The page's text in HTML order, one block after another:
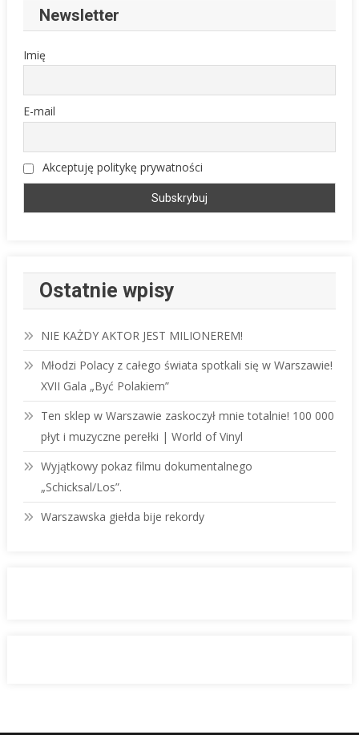
Newsletter
Imię
E-mail
Akceptuję politykę prywatności
Ostatnie wpisy
NIE KAŻDY AKTOR JEST MILIONEREM!
Młodzi Polacy z całego świata spotkali się w Warszawie!
XVII Gala „Być Polakiem”
Ten sklep w Warszawie zaskoczył mnie totalnie! 100 000
płyt i muzyczne perełki | World of Vinyl
Wyjątkowy pokaz filmu dokumentalnego
„Schicksal/Los”.
Warszawska giełda bije rekordy